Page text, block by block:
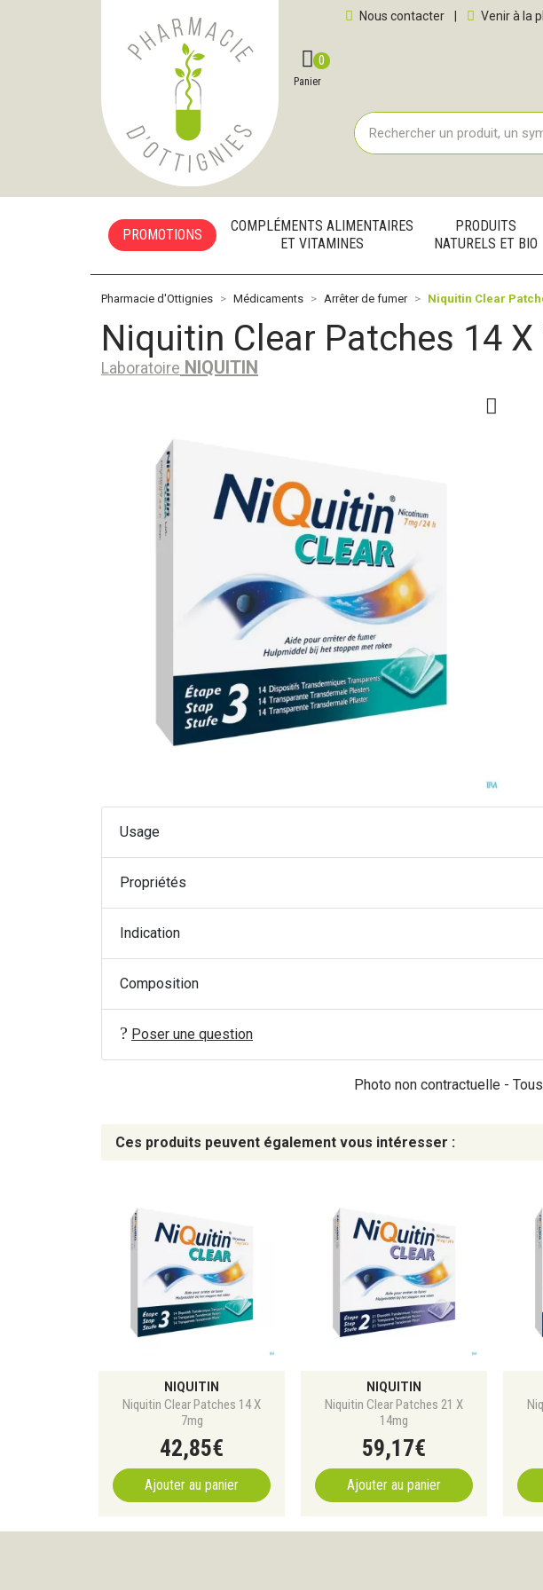
Pharmacie d'Ottignies Votre pharmacie en ligne à votre service
Nous contacter Venir à la
Favoris Panier
0
PROMOTIONS
COMPLÉMENTS ALIMENTAIRES
ET VITAMINES
PRODUITS
NATURELS ET BIO
Pharmacie d'Ottignies Médicaments Arrêter de fumer Niquitin Clear
Niquitin Clear Patches 14 X
Laboratoire NIQUITIN
Usage
Propriétés
Indication
Composition
Poser une question
Photo non contractuelle -
Ces produits peuvent également vous intéresser :
NIQUITIN
Niquitin Clear Patches 14 X
7mg
42,85€
Ajouter au panier
NIQUITIN
Niquitin Clear Patches 21 X
14mg
59,17€
Ajouter au panier